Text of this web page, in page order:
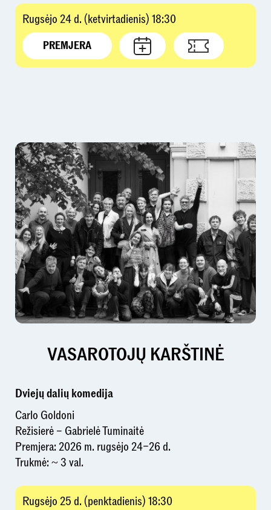
Rugsėjo 24 d. (ketvirtadienis) 18:30
PREMJERA
VASAROTOJŲ KARŠTINĖ
Dviejų dalių komedija
Carlo Goldoni
Režisierė – Gabrielė Tuminaitė
Premjera: 2026 m. rugsėjo 24–26 d.
Trukmė: ~ 3 val.
Rugsėjo 25 d. (penktadienis) 18:30